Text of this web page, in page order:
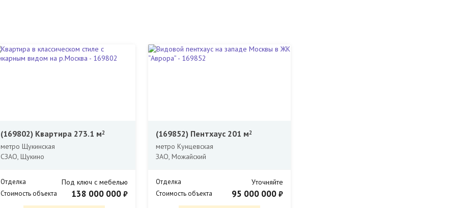
(169802) Квартира 273.1 м2
метро Щукинская
СЗАО, Щукино
Отделка Под ключ с мебелью
Стоимость объекта 138 000 000 ₽
(169852) Пентхаус 201 м2
метро Кунцевская
ЗАО, Можайский
Отделка Уточняйте
Стоимость объекта 95 000 000 ₽